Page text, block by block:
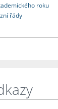
roku
řády